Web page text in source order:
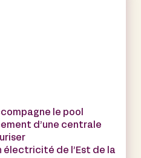
le pool
d’une centrale
électricité de l’Est de la